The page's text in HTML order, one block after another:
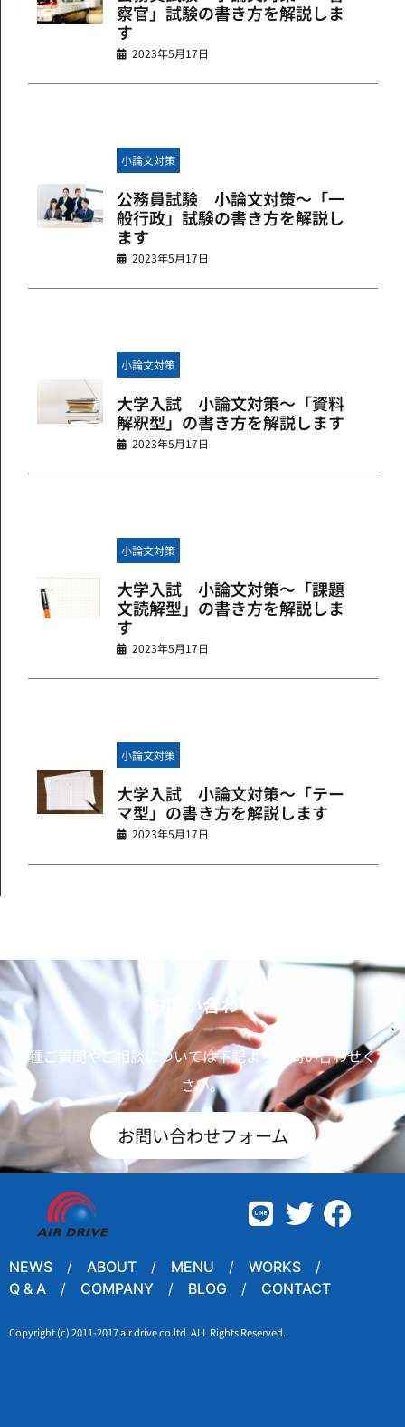
察官」試験の書き方を解説しま
す
2023年5月17日
小論文対策
公務員試験 小論文対策～「一
般行政」試験の書き方を解説し
ます
2023年5月17日
小論文対策
大学入試 小論文対策～「資料
解釈型」の書き方を解説します
2023年5月17日
小論文対策
大学入試 小論文対策～「課題
文読解型」の書き方を解説しま
す
2023年5月17日
小論文対策
大学入試 小論文対策～「テー
マ型」の書き方を解説します
2023年5月17日
お問い合わせ
各種ご質問やご相談については下記よりお問い合わせくだ
さい。
お問い合わせフォーム
NEWS ABOUT MENU
WORKS
Q & A
COMPANY BLOG CONTACT
Copyright (c) 2011-2017 air drive co.ltd. ALL Rights Reserved.